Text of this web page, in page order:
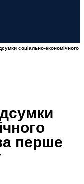
соціально-економічного
перше